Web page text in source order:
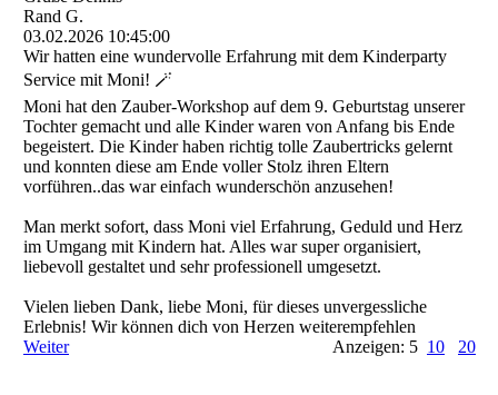
Rand G.
03.02.2026 10:45:00
Wir hatten eine wundervolle Erfahrung mit dem Kinderparty
Service mit Moni! 🪄
Moni hat den Zauber-Workshop auf dem 9. Geburtstag unserer
Tochter gemacht und alle Kinder waren von Anfang bis Ende
begeistert. Die Kinder haben richtig tolle Zaubertricks gelernt
und konnten diese am Ende voller Stolz ihren Eltern
vorführen..das war einfach wunderschön anzusehen!
Man merkt sofort, dass Moni viel Erfahrung, Geduld und Herz
im Umgang mit Kindern hat. Alles war super organisiert,
liebevoll gestaltet und sehr professionell umgesetzt.
Vielen lieben Dank, liebe Moni, für dieses unvergessliche
Erlebnis! Wir können dich von Herzen weiterempfehlen
Weiter
Anzeigen: 5 10 20